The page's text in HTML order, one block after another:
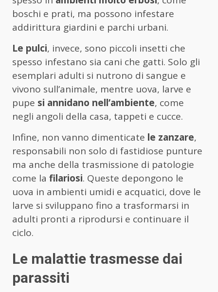
boschi e prati, ma possono infestare
addirittura giardini e parchi urbani.
Le pulci, invece, sono piccoli insetti che
spesso infestano sia cani che gatti. Solo gli
esemplari adulti si nutrono di sangue e
vivono sull’animale, mentre uova, larve e
pupe si annidano nell’ambiente, come
negli angoli della casa, tappeti e cucce.
Infine, non vanno dimenticate le zanzare,
responsabili non solo di fastidiose punture
ma anche della trasmissione di patologie
come la filariosi. Queste depongono le
uova in ambienti umidi e acquatici, dove le
larve si sviluppano fino a trasformarsi in
adulti pronti a riprodursi e continuare il
ciclo.
Le malattie trasmesse dai
parassiti